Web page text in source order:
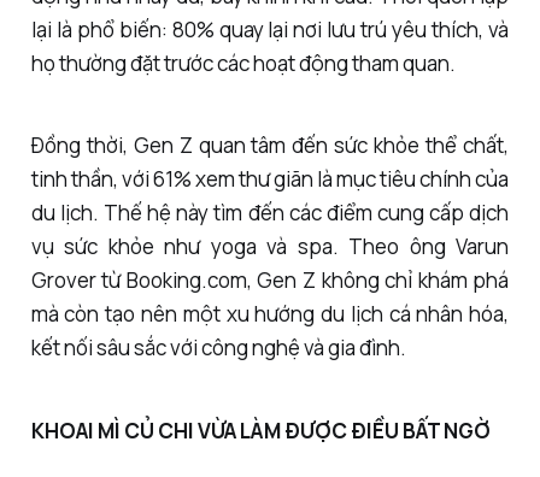
lại là phổ biến: 80% quay lại nơi lưu trú yêu thích, và
họ thường đặt trước các hoạt động tham quan.
Đồng thời, Gen Z quan tâm đến sức khỏe thể chất,
tinh thần, với 61% xem thư giãn là mục tiêu chính của
du lịch. Thế hệ này tìm đến các điểm cung cấp dịch
vụ sức khỏe như yoga và spa. Theo ông Varun
Grover từ Booking.com, Gen Z không chỉ khám phá
mà còn tạo nên một xu hướng du lịch cá nhân hóa,
kết nối sâu sắc với công nghệ và gia đình.
KHOAI MÌ CỦ CHI VỪA LÀM ĐƯỢC ĐIỀU BẤT NGỜ